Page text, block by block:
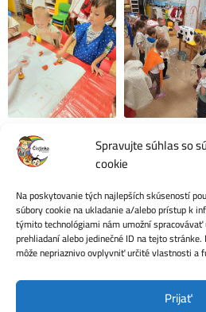
Spravujte súhlas so
cookie
Na poskytovanie tých najlepších skúseností
súbory cookie na ukladanie a/alebo prístup k
týmito technológiami nám umožní
prehliadaní alebo jedinečné ID na tejto
môže nepriaznivo ovplyvniť určité vlastnosti a
Prijať
Počet videní:4